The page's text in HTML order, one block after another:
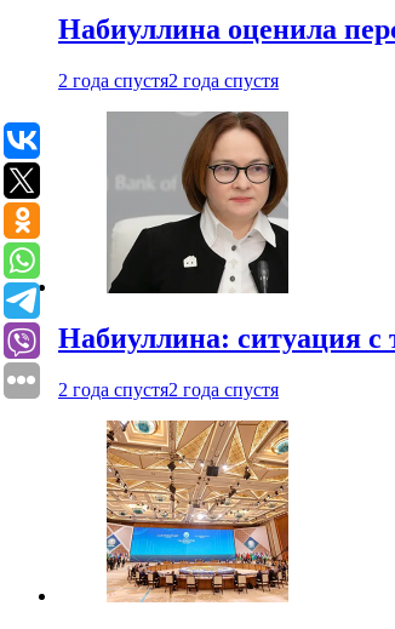
Набиуллина оценила
2 года спустя2 года спустя
Набиуллина: ситуация
2 года спустя2 года спустя